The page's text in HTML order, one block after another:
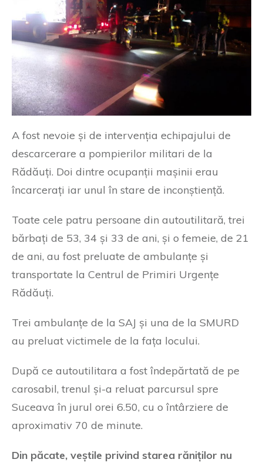
A fost nevoie și de intervenția echipajului de
descarcerare a pompierilor militari de la
Rădăuți. Doi dintre ocupanții mașinii erau
încarcerați iar unul în stare de inconștiență.
Toate cele patru persoane din autoutilitară, trei
bărbați de 53, 34 și 33 de ani, și o femeie, de 21
de ani, au fost preluate de ambulanțe și
transportate la Centrul de Primiri Urgențe
Rădăuți.
Trei ambulanțe de la SAJ și una de la SMURD
au preluat victimele de la fața locului.
După ce autoutilitara a fost îndepărtată de pe
carosabil, trenul și-a reluat parcursul spre
Suceava în jurul orei 6.50, cu o întârziere de
aproximativ 70 de minute.
Din păcate, veștile privind starea răniților nu